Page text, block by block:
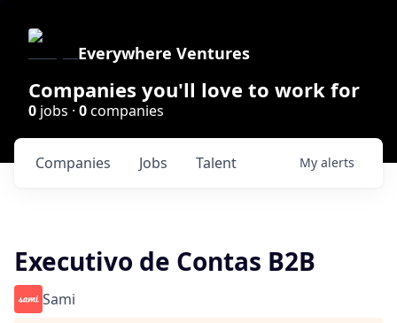
Everywhere Ventures
Companies you'll love to work for
0 jobs · 0companies
Jobs
Companies Talent My alerts
Executivo de Contas B2B
Sami